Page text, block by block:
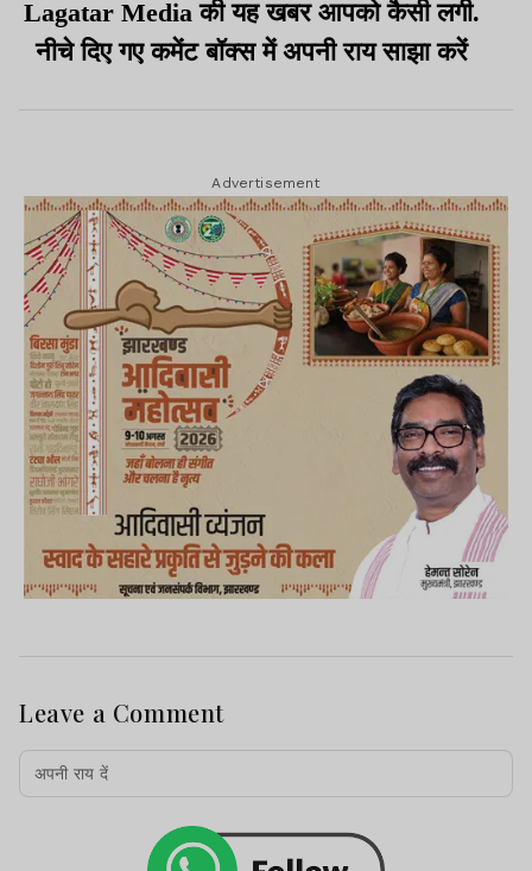
Lagatar Media की यह खबर आपको कैसी लगी.
नीचे दिए गए कमेंट बॉक्स में अपनी राय साझा करें
Advertisement
Leave a Comment